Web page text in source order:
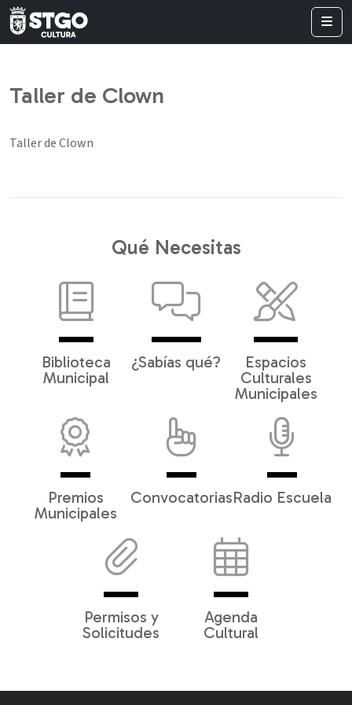
Taller de Clown
Taller de Clown
Qué Necesitas
Biblioteca
Municipal
¿Sabías qué?
Espacios
Culturales
Municipales
Premios
Municipales
ConvocatoriasRadio Escuela
Permisos y
Solicitudes
Agenda
Cultural